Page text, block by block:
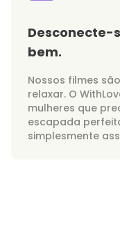
Desconecte-
bem.
Nossos filmes
relaxar. O
mulheres que
escapada
simplesmente